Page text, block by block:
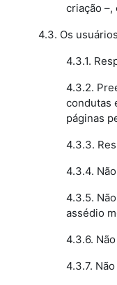
criação –,
4.3. Os
4.3.1.
4.3.2.
condutas
páginas
4.3.3.
4.3.4.
4.3.5.
assédio
4.3.6.
4.3.7.